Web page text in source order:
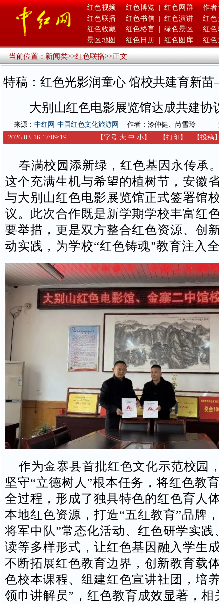
红色视频 | 红色博览 | 红色网群 | 作者
红色联播
红色书信 红色演讲
红色
红色收藏
红色格言 绿色景区
红色
景区地图
红色日历 红色图库 红色
当前位置：新闻类>>红色联播>>正文
特稿：红色光影润童心 馆校共建育新
大别山红色电影展览馆达成共建协
来源： 中红网-中国红色文化旅游网 作者：漆仲健、芮雪玲
2026-03-16 17:09:19
【字号 大 中 小】 【打印 】 【投稿
春满校园添新绿，红色基因永传承
这个充满生机与希望的植树节，安徽
与大别山红色电影展览馆正式签署馆
议。此次合作既是新学期学校丰富红
要举措，更是双方整合红色资源、创
动实践，为学校“红色铸魂”教育注入
作为金寨县首批红色文化示范校园
坚守“立德树人”根本任务，将红色教
全过程，形成了独具特色的红色育人
本地红色资源，打造“五红教育”品牌
将军中队”常态化活动、红色研学实践
读等多样形式，让红色基因融入学生
不断拓展红色教育边界，创新教育载
色校本课程、组建红色宣讲社团，培
领巾讲解员”，红色教育成效显著，相